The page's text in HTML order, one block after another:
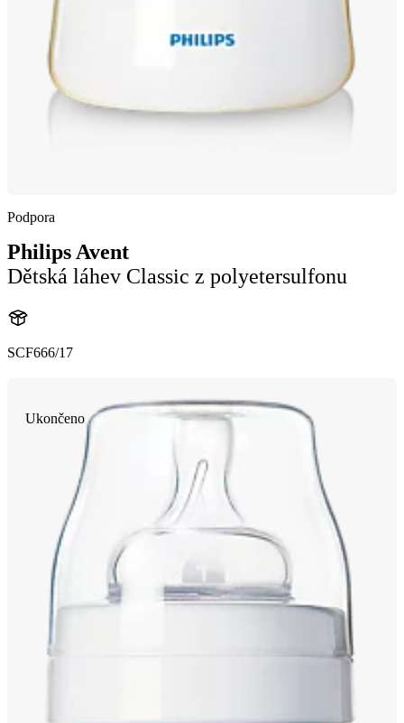
Podpora
Philips Avent
Dětská láhev Classic z polyetersulfonu
SCF666/17
Ukončeno